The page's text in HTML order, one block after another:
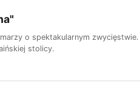
o spektakularnym
stolicy.